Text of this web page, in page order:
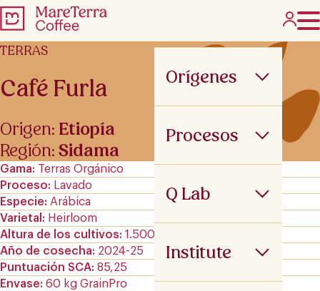
Orígenes
Procesos
Q Lab
Institute
TERRAS
Café Furla
Origen: Etiopía
Región:Sidama
Gama
Terras Orgánico
Proceso
Lavado
Especie
Arábica
Varietal
Heirloom
Altura de los cultivos 1.500-2.200 m.s.n.m
Año de cosecha
2024-25
Puntuación SCA 85,25
Envase 60 kg GrainPro